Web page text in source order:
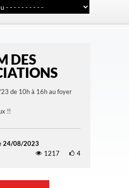
DES
de 10h à 16h au foyer
!!
24/08/2023
1217
4